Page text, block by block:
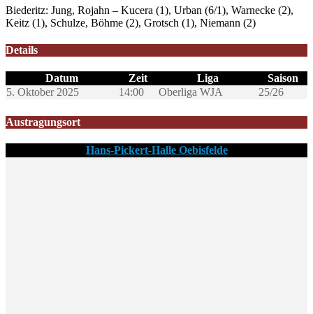
Biederitz: Jung, Rojahn – Kucera (1), Urban (6/1), Warnecke (2),
Keitz (1), Schulze, Böhme (2), Grotsch (1), Niemann (2)
Details
Datum Zeit Liga
Saison
5. Oktober 2025
14:00 Oberliga WJA 25/26
Austragungsort
Hans-Pickert-Halle Oebisfelde